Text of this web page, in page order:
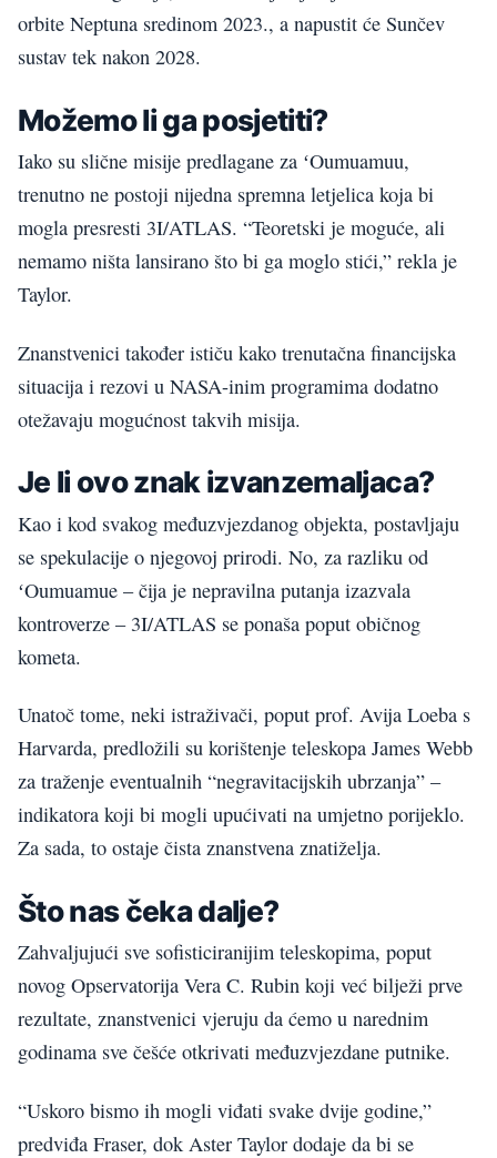
orbite Neptuna sredinom 2023., a napustit će Sunčev
sustav tek nakon 2028.
Možemo li ga posjetiti?
Iako su slične misije predlagane za ʻOumuamuu,
trenutno ne postoji nijedna spremna letjelica koja bi
mogla presresti 3I/ATLAS. “Teoretski je moguće, ali
nemamo ništa lansirano što bi ga moglo stići,” rekla je
Taylor.
Znanstvenici također ističu kako trenutačna financijska
situacija i rezovi u NASA-inim programima dodatno
otežavaju mogućnost takvih misija.
Je li ovo znak izvanzemaljaca?
Kao i kod svakog međuzvjezdanog objekta, postavljaju
se spekulacije o njegovoj prirodi. No, za razliku od
ʻOumuamue – čija je nepravilna putanja izazvala
kontroverze – 3I/ATLAS se ponaša poput običnog
kometa.
Unatoč tome, neki istraživači, poput prof. Avija Loeba s
Harvarda, predložili su korištenje teleskopa James Webb
za traženje eventualnih “negravitacijskih ubrzanja” –
indikatora koji bi mogli upućivati na umjetno porijeklo.
Za sada, to ostaje čista znanstvena znatiželja.
Što nas čeka dalje?
Zahvaljujući sve sofisticiranijim teleskopima, poput
novog Opservatorija Vera C. Rubin koji već bilježi prve
rezultate, znanstvenici vjeruju da ćemo u narednim
godinama sve češće otkrivati međuzvjezdane putnike.
“Uskoro bismo ih mogli viđati svake dvije godine,”
predviđa Fraser, dok Aster Taylor dodaje da bi se